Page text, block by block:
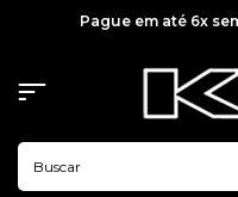
Pague em até 6x